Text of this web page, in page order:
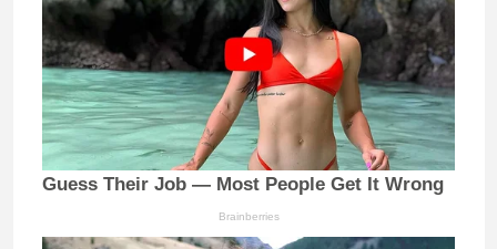
Guess Their Job — Most People Get It Wrong
Brainberries